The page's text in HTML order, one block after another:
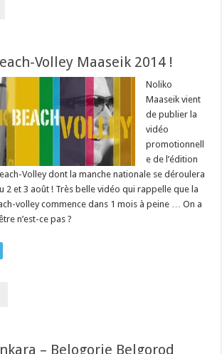
Volley Maaseik 2014 !
Noliko
Maaseik vient
de publier la
vidéo
promotionnell
e de l’édition
Volley dont la manche nationale se déroulera
2 et 3 août ! Très belle vidéo qui rappelle que la
volley commence dans 1 mois à peine … On a
n’est-ce pas ?
– Belogorie Belgorod